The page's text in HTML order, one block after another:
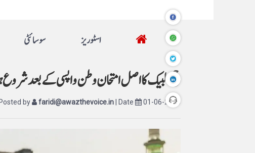
سوسائٹی اسٹوریز
حج : لبیک کا اصل امتحان وطن واپسی کے بعد شروع
Posted by faridi@awazthevoice.in | Date 01-06-2026